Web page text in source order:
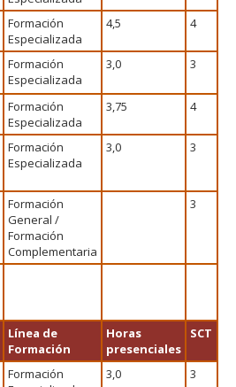
Formación
Especializada
4,5 4
Formación
Especializada
3,0 3
Formación
Especializada
3,75 4
Formación
Especializada
3,0 3
Formación
General /
Formación
Complementaria
3
Línea de
Formación
Horas
presenciales
SCT
Formación
3,0 3